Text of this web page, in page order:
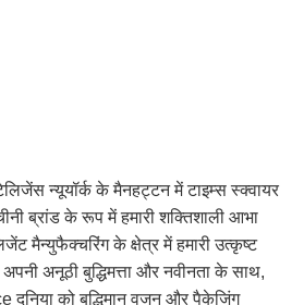
न्यूयॉर्क के मैनहट्टन में टाइम्स स्क्वायर
ब्रांड के रूप में हमारी शक्तिशाली आभा
मैन्युफैक्चरिंग के क्षेत्र में हमारी उत्कृष्ट
अनूठी बुद्धिमत्ता और नवीनता के साथ,
को बुद्धिमान वजन और पैकेजिंग